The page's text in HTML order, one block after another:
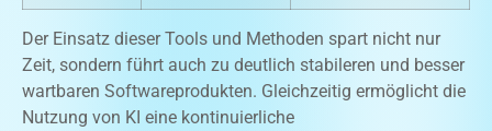
Der Einsatz dieser Tools und Methoden spart nicht nur
Zeit, sondern führt auch zu deutlich stabileren und besser
wartbaren Softwareprodukten. Gleichzeitig ermöglicht die
Nutzung von KI eine kontinuierliche